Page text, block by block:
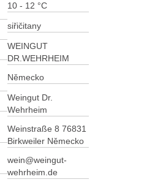
10 - 12 °C
siřičitany
WEINGUT
DR.WEHRHEIM
Německo
Weingut Dr.
Wehrheim
Weinstraße 8 76831
Birkweiler Německo
wein@weingut-
wehrheim.de